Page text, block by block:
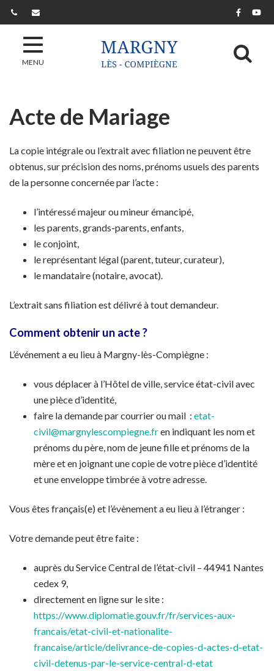
Lien
MENU
Acte de Mariage
La copie intégrale ou l’extrait avec filiation ne peuvent être
obtenus, sur précision des noms, prénoms usuels des parents
de la personne concernée par l’acte :
l’intéressé majeur ou mineur émancipé,
les parents, grands-parents, enfants,
le conjoint,
le représentant légal (parent, tuteur, curateur),
le mandataire (notaire, avocat).
L’extrait sans filiation est délivré à tout demandeur.
Comment obtenir un acte ?
L’événement a eu lieu à Margny-lès-Compiègne :
vous déplacer à l’Hôtel de ville, service état-civil avec
une pièce d’identité,
faire la demande par courrier ou mail : etat-
civil@margnylescompiegne.fren indiquant les nom et
prénoms du père, nom de jeune fille et prénoms de la
mère et en joignant une copie de votre pièce d’identité
et une enveloppe timbrée à votre adresse.
Vous êtes français(e) et l’évènement a eu lieu à l’étranger :
Votre demande peut être faite :
auprès du Service Central de l’état-civil – 44941 Nantes
cedex 9,
directement en ligne sur le site :
https://www.diplomatie.gouv.fr/fr/services-aux-
francais/etat-civil-et-nationalite-
francaise/article/delivrance-de-copies-d-actes-d-etat-
civil-detenus-par-le-service-central-d-etat